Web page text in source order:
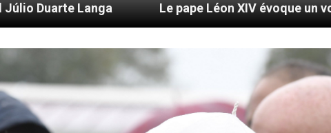
Le pape Léon XIV évoque un voyage aux États-Unis